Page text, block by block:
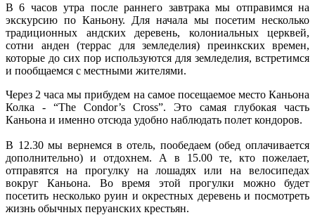
В 6 часов утра после раннего завтрака мы отправимся на
экскурсию по Каньону. Для начала мы посетим несколько
традиционных андских деревень, колониальных церквей,
сотни анден (террас для земледелия) преинкских времен,
которые до сих пор используются для земледелия, встретимся
и пообщаемся с местными жителями.
Через 2 часа мы прибудем на самое посещаемое место Каньона
Колка - “The Condor’s Cross”. Это самая глубокая часть
Каньона и именно отсюда удобно наблюдать полет кондоров.
В 12.30 мы вернемся в отель, пообедаем (обед оплачивается
дополнительно) и отдохнем. А в 15.00 те, кто пожелает,
отправятся на прогулку на лошадях или на велосипедах
вокруг Каньона. Во время этой прогулки можно будет
посетить несколько руин и окрестных деревень и посмотреть
жизнь обычных перуанских крестьян.